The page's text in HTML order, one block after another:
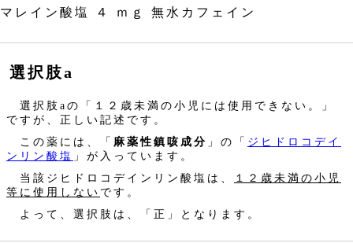
マレイン酸塩 ４ ｍｇ 無水カフェイン
選択肢a
選択肢aの「１２歳未満の小児には使用できない。」
ですが、正しい記述です。
この薬には、「 麻薬性鎮咳成分 」の「 ジヒドロコデイ
ンリン酸塩 」が入っています。
当該ジヒドロコデインリン酸塩は、
１２歳未満の小児
等に使用しない です。
よって、選択肢は、「正」となります。